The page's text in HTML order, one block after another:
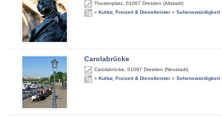
Theaterplatz 01067 Dresden (Altstadt)
» Kultur, Freizeit & Dienstleister » Sehenswürdigkeit
Carolabrücke
Carolabrücke 01097 Dresden (Neustadt)
» Kultur, Freizeit & Dienstleister » Sehenswürdigkeit